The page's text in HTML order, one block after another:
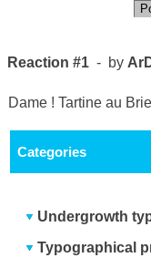
Reaction #1 - by
Dame ! Tartine au
Categories
Undergrowth
Typographical